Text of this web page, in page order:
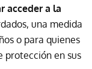
acceder a la
una medida
o para quienes
protección en sus